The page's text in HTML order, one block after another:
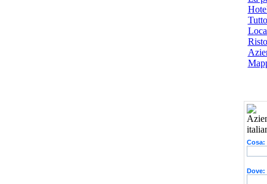
Cosa:
Dove: